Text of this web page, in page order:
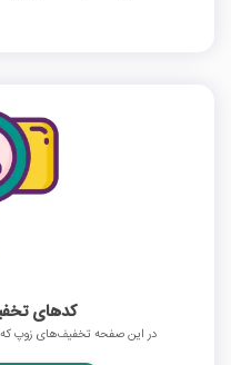
کدهای
در این صفحه تخفیف‌های زوپ که